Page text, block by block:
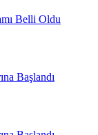
Belli Oldu
Başlandı